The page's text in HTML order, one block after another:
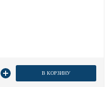
В КОРЗИНУ